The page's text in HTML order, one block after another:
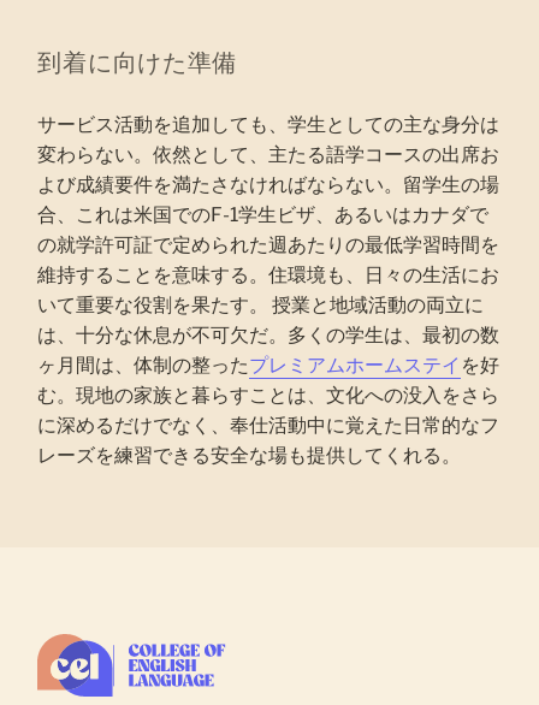
到着に向けた準備
サービス活動を追加しても、学生としての主な身分は
変わらない。依然として、主たる語学コースの出席お
よび成績要件を満たさなければならない。留学生の場
合、これは米国でのF-1学生ビザ、あるいはカナダで
の就学許可証で定められた週あたりの最低学習時間を
維持することを意味する。住環境も、日々の生活にお
いて重要な役割を果たす。 授業と地域活動の両立に
は、十分な休息が不可欠だ。多くの学生は、最初の数
ヶ月間は、体制の整ったプレミアムホームステイ を好
む。現地の家族と暮らすことは、文化への没入をさら
に深めるだけでなく、奉仕活動中に覚えた日常的なフ
レーズを練習できる安全な場も提供してくれる。